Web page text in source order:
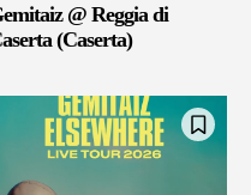
@ Reggia di
(Caserta)